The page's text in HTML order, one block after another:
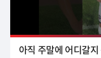
아직 주말에 어디갈